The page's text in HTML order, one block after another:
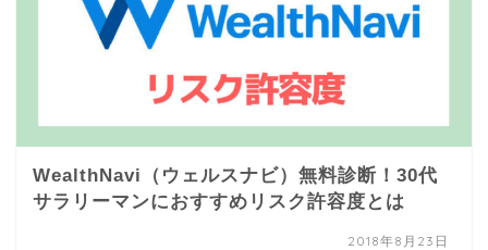
WealthNavi（ウェルスナビ）無料診断！30代
サラリーマンにおすすめリスク許容度とは
2018年8月23日